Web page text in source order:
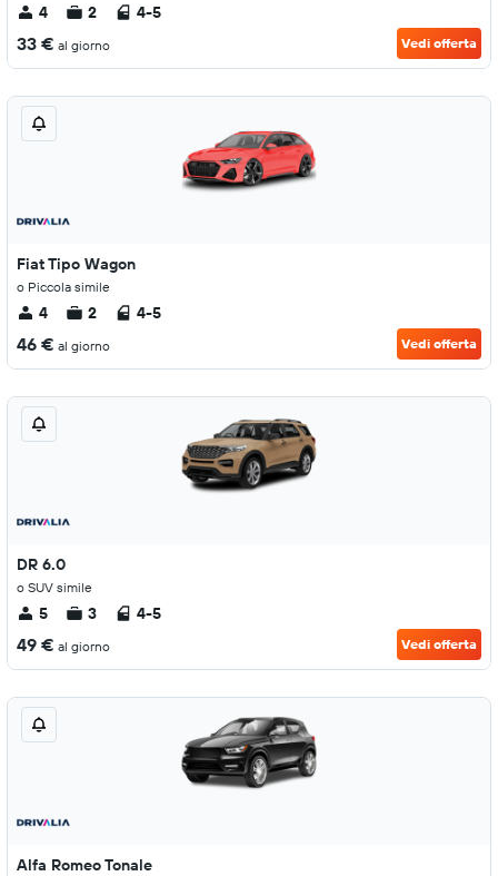
4 2 4-5
33 € al giorno Vedi offerta
Fiat Tipo Wagon
o Piccola simile
4 2 4-5
46 € al giorno Vedi offerta
DR 6.0
o SUV simile
5 3 4-5
49 € al giorno Vedi offerta
Alfa Romeo Tonale